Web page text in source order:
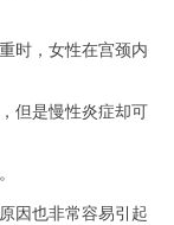
时，女性在宫颈内
但是慢性炎症却可
因也非常容易引起